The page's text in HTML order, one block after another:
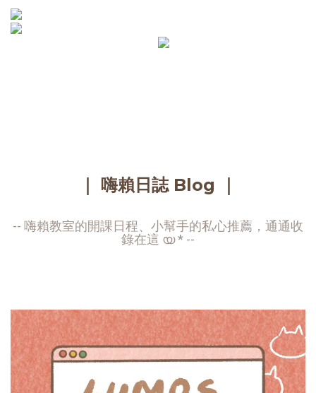
｜ 嗨賴日誌 Blog ｜
-- 嗨賴教室的開課日程、小幫手的私心推薦，通通收
錄在這 ‎യ * --